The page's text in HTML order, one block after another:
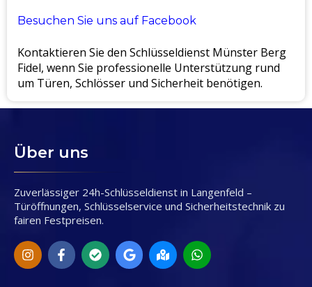
Besuchen Sie uns auf Facebook
Kontaktieren Sie den Schlüsseldienst Münster Berg
Fidel, wenn Sie professionelle Unterstützung rund
um Türen, Schlösser und Sicherheit benötigen.
Über uns
Zuverlässiger 24h-Schlüsseldienst in Langenfeld –
Türöffnungen, Schlüsselservice und Sicherheitstechnik zu
fairen Festpreisen.